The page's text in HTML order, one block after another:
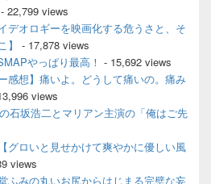
- 22,799 views
デオロギーを映画化する危うさと、そ
- 17,878 views
やっぱり最高！ - 15,692 views
感想】痛いよ。どうして痛いの。痛み
views
石坂浩二とマリアン主演の「俺はご先
グロいと見せかけて爽やかに優しい風
views
ふみの丸いお尻からはじまる完璧な妄